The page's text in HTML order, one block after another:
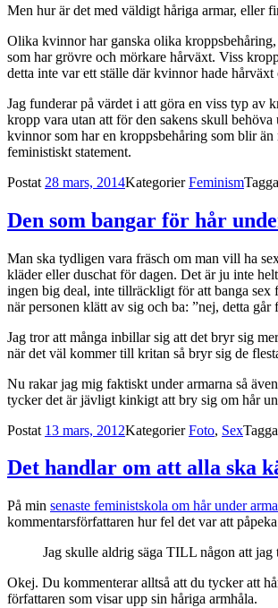
Men hur är det med väldigt håriga armar, eller
Olika kvinnor har ganska olika
som har grövre och mörkare hårväxt. Viss
detta inte var ett ställe där kvinnor hade
Jag funderar på värdet i att göra en viss typ av
kropp vara utan att för den sakens skull
kvinnor som har en kroppsbehåring som blir
feministiskt statement.
Postat 28 mars, 2014KategorierFeminism
Den som bangar för hår
Man ska tydligen vara fräsch om man vill ha
kläder eller duschat för dagen. Det är ju inte
ingen big deal, inte tillräckligt för att banga
när personen klätt av sig och ba: ”nej, detta går
Jag tror att många inbillar sig att det bryr sig
när det väl kommer till kritan så bryr sig de
Nu rakar jag mig faktiskt under armarna så
tycker det är jävligt kinkigt att bry sig om hår
Postat 13 mars, 2012KategorierFoto, Sex
Det handlar om att alla ska
På min senaste feministskola om hår under
kommentarsförfattaren hur fel det var att
Jag skulle aldrig säga TILL någon att
Okej. Du kommenterar alltså att du tycker att
författaren som visar upp sin håriga armhåla.